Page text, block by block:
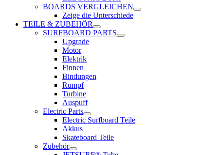
BOARDS VERGLEICHEN
Zeige die Unterschiede
TEILE & ZUBEHÖR
SURFBOARD PARTS
Upgrade
Motor
Elektrik
Finnen
Bindungen
Rumpf
Turbine
Auspuff
Electric Parts
Electric Surfboard Teile
Akkus
Skateboard Teile
Zubehör